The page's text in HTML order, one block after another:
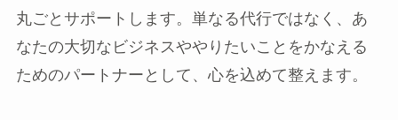
丸ごとサポートします。単なる代行ではなく、あ
なたの大切なビジネスややりたいことをかなえる
ためのパートナーとして、心を込めて整えます。